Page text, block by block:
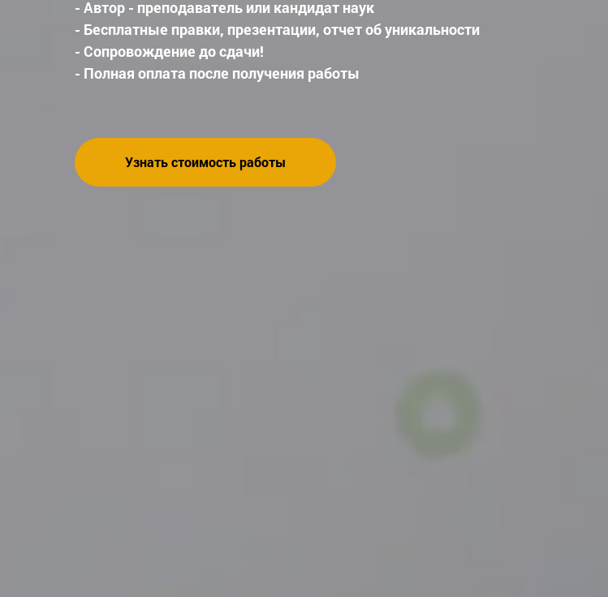
- Автор - преподаватель или кандидат наук
- Бесплатные правки, презентации, отчет об уникальности
- Сопровождение до сдачи!
- Полная оплата после получения работы
Узнать стоимость работы